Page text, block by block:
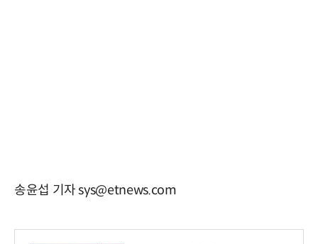
송윤섭 기자 sys@etnews.com